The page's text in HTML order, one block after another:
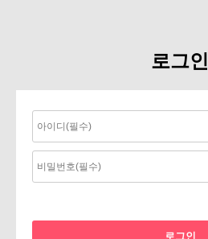
로그인